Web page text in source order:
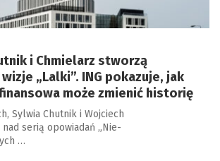
i Chmielarz stworzą
„Lalki”. ING pokazuje, jak
może zmienić historię
Sylwia Chutnik i Wojciech
serią opowiadań „Nie-
…